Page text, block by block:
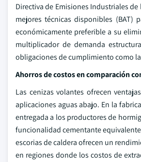
Directiva de Emisiones Industriales
mejores técnicas disponibles
económicamente preferible a su
multiplicador de demanda
obligaciones de cumplimiento como
Ahorros de costos en comparación
Las cenizas volantes ofrecen
aplicaciones aguas abajo. En la
entregada a los productores de
funcionalidad cementante
escorias de caldera ofrecen un
en regiones donde los costos de